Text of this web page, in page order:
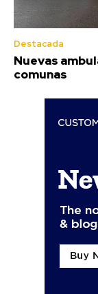
Destacada
Nuevas
comunas